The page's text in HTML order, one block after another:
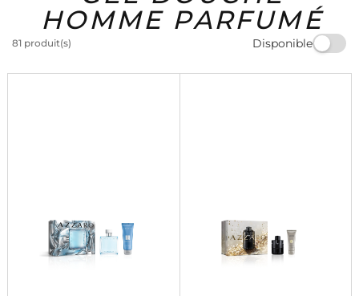
HOMME PARFUMÉ
81 produit(s) Disponible